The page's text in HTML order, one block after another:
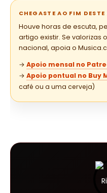
CHEGASTE AO FIM
Houve horas de escuta,
artigo existir. Se valorizas
nacional, apoia o
→ Apoio mensal no
→ Apoio pontual no Buy
café ou a uma cerveja)